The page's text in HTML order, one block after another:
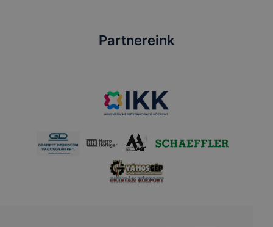
Partnereink